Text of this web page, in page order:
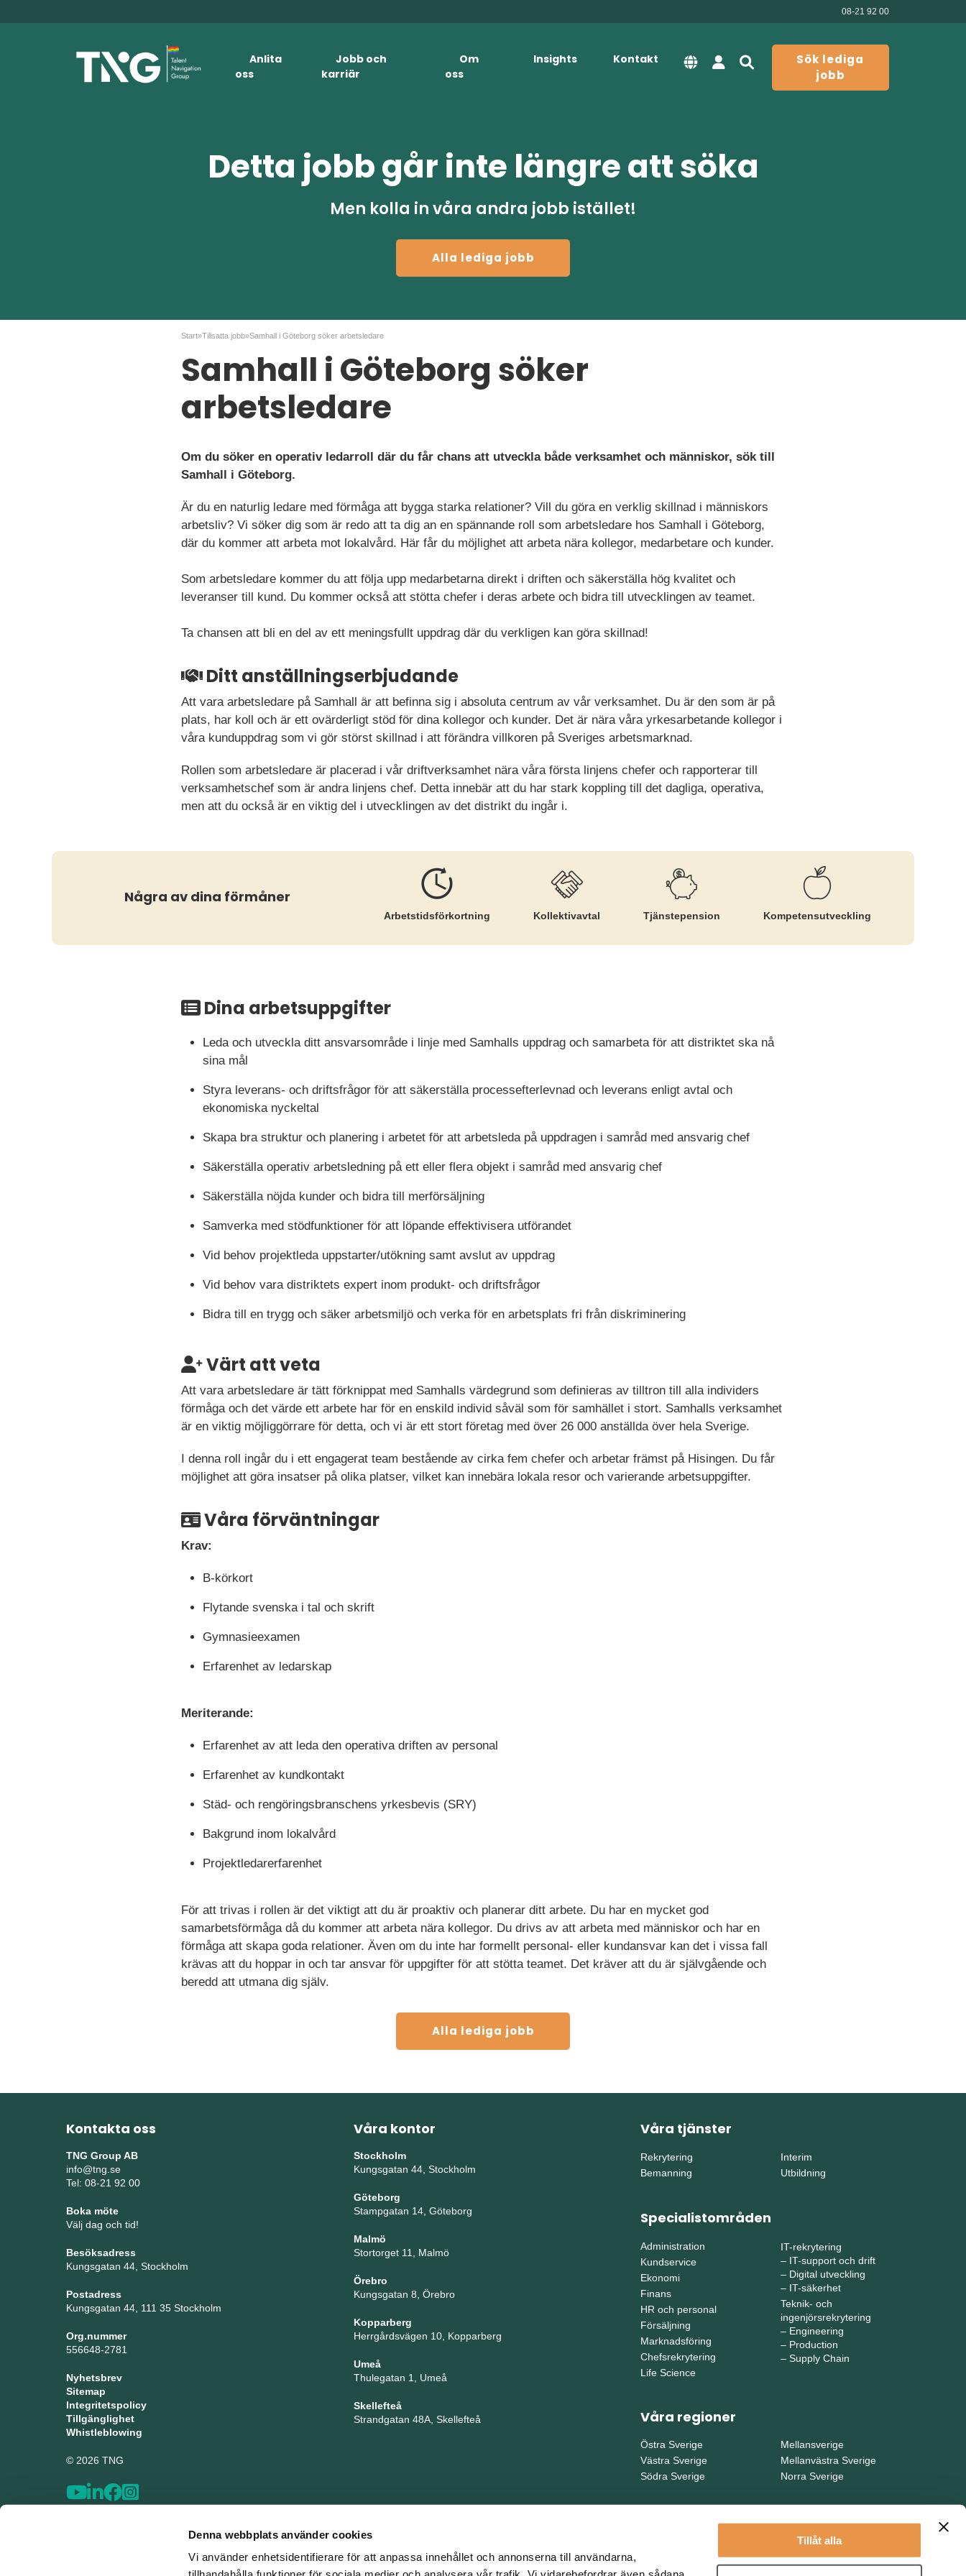
Denna webbplats använder cookies
Vi använder enhetsidentifierare för att anpassa innehållet och annonserna till användarna,
Tillåt alla
08-21 92 00
Anlita
oss
Jobb och
karriär
Om
oss
Insights Kontakt
Sök lediga
jobb
Detta jobb går inte längre att söka
Men kolla in våra andra jobb istället!
Alla lediga jobb
Start»Tillsatta jobb»Samhall i Göteborg söker arbetsledare
Samhall i Göteborg söker
arbetsledare
Om du söker en operativ ledarroll där du får chans att utveckla både verksamhet och människor, sök till
Samhall i Göteborg.
Är du en naturlig ledare med förmåga att bygga starka relationer? Vill du göra en verklig skillnad i människors
arbetsliv? Vi söker dig som är redo att ta dig an en spännande roll som arbetsledare hos Samhall i Göteborg,
där du kommer att arbeta mot lokalvård. Här får du möjlighet att arbeta nära kollegor, medarbetare och kunder.
Som arbetsledare kommer du att följa upp medarbetarna direkt i driften och säkerställa hög kvalitet och
leveranser till kund. Du kommer också att stötta chefer i deras arbete och bidra till utvecklingen av teamet.
Ta chansen att bli en del av ett meningsfullt uppdrag där du verkligen kan göra skillnad!
Ditt anställningserbjudande
Att vara arbetsledare på Samhall är att befinna sig i absoluta centrum av vår verksamhet. Du är den som är på
plats, har koll och är ett ovärderligt stöd för dina kollegor och kunder. Det är nära våra yrkesarbetande kollegor i
våra kunduppdrag som vi gör störst skillnad i att förändra villkoren på Sveriges arbetsmarknad.
Rollen som arbetsledare är placerad i vår driftverksamhet nära våra första linjens chefer och rapporterar till
verksamhetschef som är andra linjens chef. Detta innebär att du har stark koppling till det dagliga, operativa,
men att du också är en viktig del i utvecklingen av det distrikt du ingår i.
Några av dina förmåner
Arbetstids­förkortning Kollektiv­avtal Tjänste­pension Kompetens­utveckling
Dina arbetsuppgifter
Leda och utveckla ditt ansvarsområde i linje med Samhalls uppdrag och samarbeta för att distriktet ska nå
sina mål
Styra leverans- och driftsfrågor för att säkerställa processefterlevnad och leverans enligt avtal och
ekonomiska nyckeltal
Skapa bra struktur och planering i arbetet för att arbetsleda på uppdragen i samråd med ansvarig chef
Säkerställa operativ arbetsledning på ett eller flera objekt i samråd med ansvarig chef
Säkerställa nöjda kunder och bidra till merförsäljning
Samverka med stödfunktioner för att löpande effektivisera utförandet
Vid behov projektleda uppstarter/utökning samt avslut av uppdrag
Vid behov vara distriktets expert inom produkt- och driftsfrågor
Bidra till en trygg och säker arbetsmiljö och verka för en arbetsplats fri från diskriminering
Värt att veta
Att vara arbetsledare är tätt förknippat med Samhalls värdegrund som definieras av tilltron till alla individers
förmåga och det värde ett arbete har för en enskild individ såväl som för samhället i stort. Samhalls verksamhet
är en viktig möjliggörrare för detta, och vi är ett stort företag med över 26 000 anställda över hela Sverige.
I denna roll ingår du i ett engagerat team bestående av cirka fem chefer och arbetar främst på Hisingen. Du får
möjlighet att göra insatser på olika platser, vilket kan innebära lokala resor och varierande arbetsuppgifter.
Våra förväntningar
Krav:
B-körkort
Flytande svenska i tal och skrift
Gymnasieexamen
Erfarenhet av ledarskap
Meriterande:
Erfarenhet av att leda den operativa driften av personal
Erfarenhet av kundkontakt
Städ- och rengöringsbranschens yrkesbevis (SRY)
Bakgrund inom lokalvård
Projektledarerfarenhet
För att trivas i rollen är det viktigt att du är proaktiv och planerar ditt arbete. Du har en mycket god
samarbetsförmåga då du kommer att arbeta nära kollegor. Du drivs av att arbeta med människor och har en
förmåga att skapa goda relationer. Även om du inte har formellt personal- eller kundansvar kan det i vissa fall
krävas att du hoppar in och tar ansvar för uppgifter för att stötta teamet. Det kräver att du är självgående och
beredd att utmana dig själv.
Alla lediga jobb
Kontakta oss
TNG Group AB
info@tng.se
Tel: 08-21 92 00
Boka möte
Välj dag och tid!
Besöksadress
Kungsgatan 44, Stockholm
Postadress
Kungsgatan 44, 111 35 Stockholm
Org.nummer
556648-2781
Nyhetsbrev
Sitemap
Integritetspolicy
Tillgänglighet
Whistleblowing
© 2026 TNG
Våra kontor
Stockholm
Kungsgatan 44, Stockholm
Göteborg
Stampgatan 14, Göteborg
Malmö
Stortorget 11, Malmö
Örebro
Kungsgatan 8, Örebro
Kopparberg
Herrgårdsvägen 10, Kopparberg
Umeå
Thulegatan 1, Umeå
Skellefteå
Strandgatan 48A, Skellefteå
Våra tjänster
Rekrytering
Bemanning
Interim
Utbildning
Specialistområden
Administration
Kundservice
Ekonomi
Finans
HR och personal
Försäljning
Marknadsföring
Chefsrekrytering
Life Science
IT-rekrytering
– IT-support och drift
– Digital utveckling
– IT-säkerhet
Teknik- och
ingenjörsrekrytering
– Engineering
– Production
– Supply Chain
Våra regioner
Östra Sverige
Västra Sverige
Södra Sverige
Mellansverige
Mellanvästra Sverige
Norra Sverige